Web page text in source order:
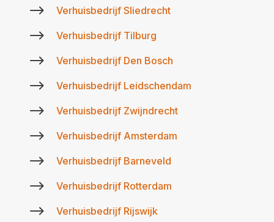
$ Verhuisbedrijf Sliedrecht
$ Verhuisbedrijf Tilburg
$ Verhuisbedrijf Den Bosch
$ Verhuisbedrijf Leidschendam
$ Verhuisbedrijf Zwijndrecht
$ Verhuisbedrijf Amsterdam
$ Verhuisbedrijf Barneveld
$ Verhuisbedrijf Rotterdam
$ Verhuisbedrijf Rijswijk